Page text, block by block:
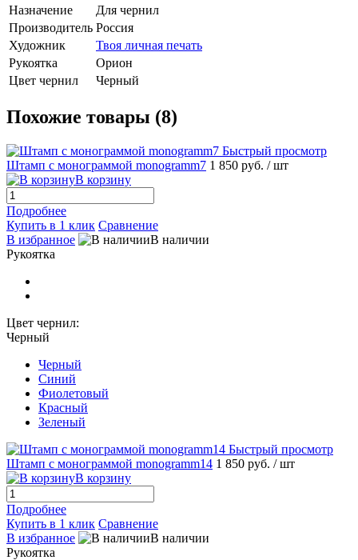
Назначение
Для чернил
Производитель Россия
Художник
Твоя личная печать
Рукоятка
Орион
Цвет чернил
Черный
Похожие товары (8)
Быстрый просмотр
Штамп с монограммой monogramm7 1 850 руб. / шт
В корзину
Подробнее
Купить в 1 клик Сравнение
В избранное
В наличии
Рукоятка
Цвет чернил:
Черный
Черный
Синий
Фиолетовый
Красный
Зеленый
Быстрый просмотр
Штамп с монограммой monogramm14 1 850 руб. / шт
В корзину
Подробнее
Купить в 1 клик Сравнение
В избранное
В наличии
Рукоятка